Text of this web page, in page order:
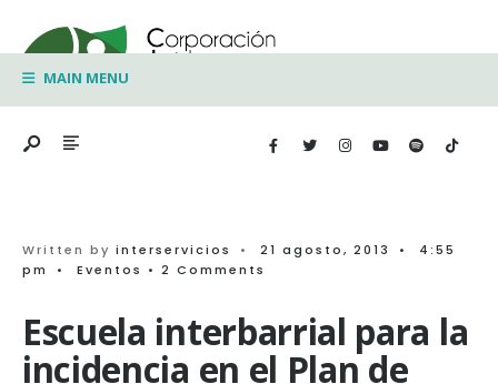
to
contentMAIN MENU
Written by interservicios • 21 agosto, 2013 •
4:55
pm
• Eventos • 2 Comments
Escuela interbarrial para la
incidencia en el Plan de
for: